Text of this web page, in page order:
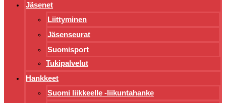
Jäsenet
Liittyminen
Jäsenseurat
Suomisport
Tukipalvelut
Hankkeet
Suomi liikkeelle -liikuntahanke